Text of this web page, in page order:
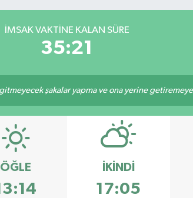
İMSAK VAKTINE KALAN SÜRE
35:20
şakalar yapma ve ona yerine
ÖĞLE İKINDI
17:05